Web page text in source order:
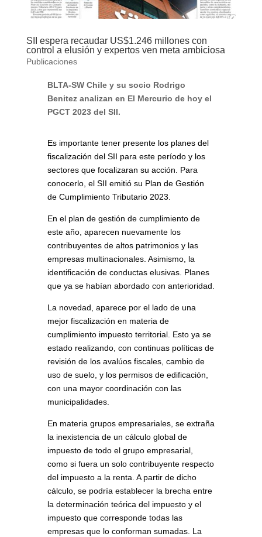
SII espera recaudar US$1.246 millones con
control a elusión y expertos ven meta ambiciosa
Publicaciones
BLTA-SW Chile y su socio Rodrigo
Benitez analizan en El Mercurio de hoy el
PGCT 2023 del SII.
Es importante tener presente los planes del
fiscalización del SII para este período y los
sectores que focalizaran su acción. Para
conocerlo, el SII emitió su Plan de Gestión
de Cumplimiento Tributario 2023.
En el plan de gestión de cumplimiento de
este año, aparecen nuevamente los
contribuyentes de altos patrimonios y las
empresas multinacionales. Asimismo, la
identificación de conductas elusivas. Planes
que ya se habían abordado con anterioridad.
La novedad, aparece por el lado de una
mejor fiscalización en materia de
cumplimiento impuesto territorial. Esto ya se
estado realizando, con continuas políticas de
revisión de los avalúos fiscales, cambio de
uso de suelo, y los permisos de edificación,
con una mayor coordinación con las
municipalidades.
En materia grupos empresariales, se extraña
la inexistencia de un cálculo global de
impuesto de todo el grupo empresarial,
como si fuera un solo contribuyente respecto
del impuesto a la renta. A partir de dicho
cálculo, se podría establecer la brecha entre
la determinación teórica del impuesto y el
impuesto que corresponde todas las
empresas que lo conforman sumadas. La